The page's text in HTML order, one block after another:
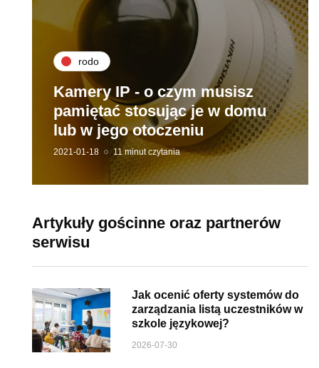
rodo
Kamery IP - o czym musisz
pamiętać stosując je w domu
lub w jego otoczeniu
2021-01-18 11 minut czytania
Artykuły gościnne oraz partnerów
serwisu
Jak ocenić oferty systemów do
zarządzania listą uczestników w
szkole językowej?
2026-07-30